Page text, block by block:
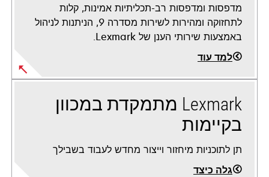
מדפסות ומדפסות רב-תכליתיות אמינות, קלות
לתחזוקה ומהירות לשירות מסדרה 9, הניתנות לניהול
באמצעות שירותי הענן של Lexmark.
למד עוד
Lexmark מתמקדת במכוון
בקיימות
תן לתוכניות מיחזור וייצור מחדש לעבוד בשבילך
גלה כיצד